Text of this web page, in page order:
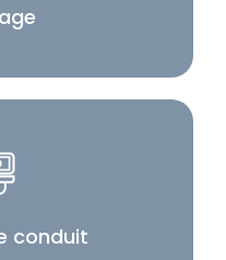
conduit